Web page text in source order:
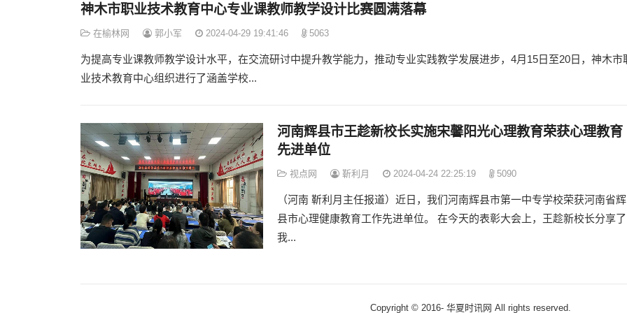
神木市职业技术教育中心专业课教师教学设计比赛圆满落幕
在榆林网 郭小军 2024-04-29 19:41:46 5063
为提高专业课教师教学设计水平，在交流研讨中提升教学能力，推动专业实践教学发展进步，4月15日至20日，神木市
业技术教育中心组织进行了涵盖学校...
河南辉县市王趁新校长实施宋馨阳光心理教育荣获心理教育
先进单位
视点网 靳利月 2024-04-24 22:25:19 5090
（河南 靳利月主任报道）近日，我们河南辉县市第一中专学校荣获河南省辉
县市心理健康教育工作先进单位。 在今天的表彰大会上，王趁新校长分享了
我...
Copyright © 2016-华夏时讯网 All rights reserved.